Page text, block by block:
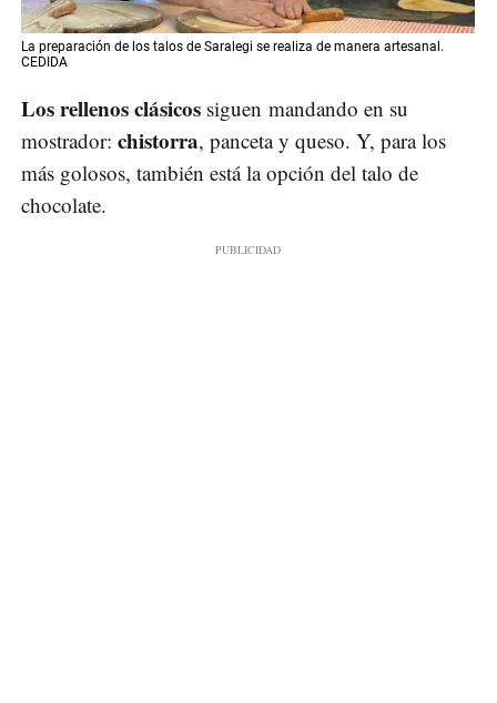
La preparación de los talos de Saralegi se realiza de manera artesanal.
CEDIDA
Los rellenos clásicos siguen mandando en su
mostrador: chistorra, panceta y queso. Y, para los
más golosos, también está la opción del talo de
chocolate.